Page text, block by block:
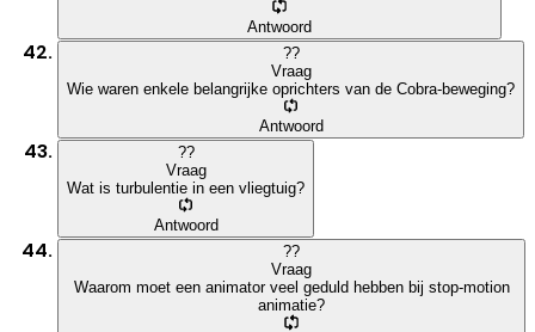
Antwoord
??
Vraag
Wie waren enkele belangrijke oprichters van de Cobra-beweging?
Antwoord
??
Vraag
Wat is turbulentie in een vliegtuig?
Antwoord
??
Vraag
Waarom moet een animator veel geduld hebben bij stop-motion
animatie?